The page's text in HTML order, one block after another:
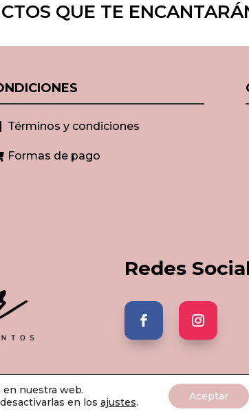
QUE TE
Términos y condiciones
Formas de pago
Redes
Complementos 2026 | Todos los derechos
nuestra web.
en los ajustes. Aceptar